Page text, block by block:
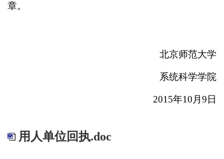
章。
北京师范大学
系统科学学院
2015年10月9日
用人单位回执.doc